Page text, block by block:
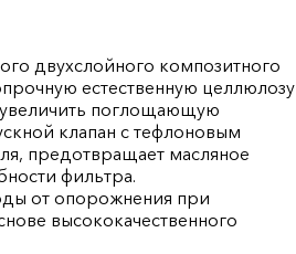
двухслойного композитного
естественную целлюлозу
увеличить поглощающую
клапан с тефлоновым
предотвращает масляное
фильтра.
от опорожнения при
высококачественного